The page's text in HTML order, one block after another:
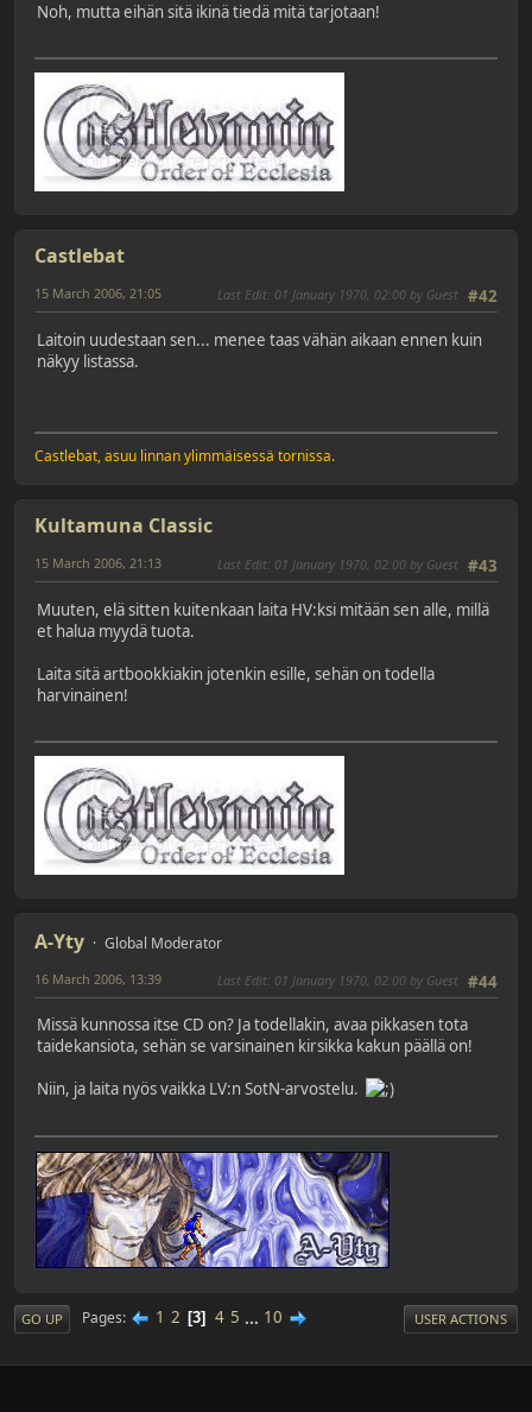
Noh, mutta eihän sitä ikinä tiedä mitä tarjotaan!
Castlebat
#42
15 March 2006, 21:05 Last Edit: 01 January 1970, 02:00 by Guest
Laitoin uudestaan sen... menee taas vähän aikaan ennen kuin
näkyy listassa.
Castlebat, asuu linnan ylimmäisessä tornissa.
Kultamuna Classic
#43
15 March 2006, 21:13 Last Edit: 01 January 1970, 02:00 by Guest
Muuten, elä sitten kuitenkaan laita HV:ksi mitään sen alle, millä
et halua myydä tuota.
Laita sitä artbookkiakin jotenkin esille, sehän on todella
harvinainen!
A-Yty Global Moderator
#44
16 March 2006, 13:39 Last Edit: 01 January 1970, 02:00 by Guest
Missä kunnossa itse CD on? Ja todellakin, avaa pikkasen tota
taidekansiota, sehän se varsinainen kirsikka kakun päällä on!
Niin, ja laita nyös vaikka LV:n SotN-arvostelu.
GO UP Pages 1 2 3 4 5 ... 10 USER ACTIONS